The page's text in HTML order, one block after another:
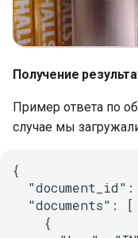
о
и
Получение
Пример ответа по
случае мы
{
  "documents": [
    {